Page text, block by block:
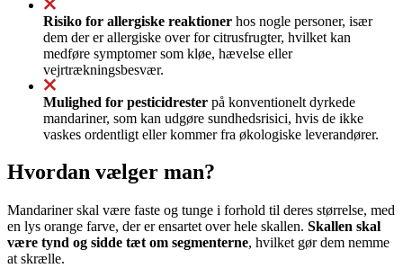
Risiko for allergiske reaktioner hos nogle personer, især
dem der er allergiske over for citrusfrugter, hvilket kan
medføre symptomer som kløe, hævelse eller
vejrtrækningsbesvær.
Mulighed for pesticidrester på konventionelt dyrkede
mandariner, som kan udgøre sundhedsrisici, hvis de ikke
vaskes ordentligt eller kommer fra økologiske leverandører.
Hvordan vælger man?
Mandariner skal være faste og tunge i forhold til deres størrelse, med
en lys orange farve, der er ensartet over hele skallen. Skallen skal
være tynd og sidde tæt om segmenterne, hvilket gør dem nemme
at skrælle.